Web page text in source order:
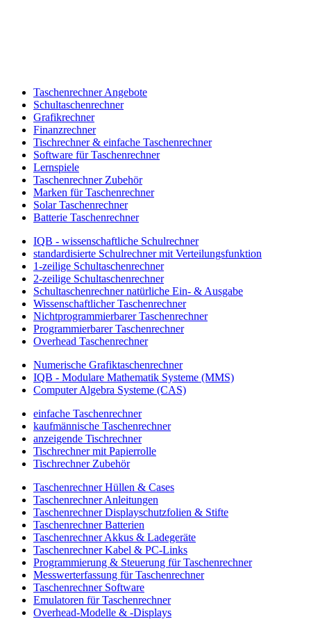
Taschenrechner Angebote
Schultaschenrechner
Grafikrechner
Finanzrechner
Tischrechner & einfache Taschenrechner
Software für Taschenrechner
Lernspiele
Taschenrechner Zubehör
Marken für Taschenrechner
Solar Taschenrechner
Batterie Taschenrechner
IQB - wissenschaftliche Schulrechner
standardisierte Schulrechner mit Verteilungsfunktion
1-zeilige Schultaschenrechner
2-zeilige Schultaschenrechner
Schultaschenrechner natürliche Ein- & Ausgabe
Wissenschaftlicher Taschenrechner
Nichtprogrammierbarer Taschenrechner
Programmierbarer Taschenrechner
Overhead Taschenrechner
Numerische Grafiktaschenrechner
IQB - Modulare Mathematik Systeme (MMS)
Computer Algebra Systeme (CAS)
einfache Taschenrechner
kaufmännische Taschenrechner
anzeigende Tischrechner
Tischrechner mit Papierrolle
Tischrechner Zubehör
Taschenrechner Hüllen & Cases
Taschenrechner Anleitungen
Taschenrechner Displayschutzfolien & Stifte
Taschenrechner Batterien
Taschenrechner Akkus & Ladegeräte
Taschenrechner Kabel & PC-Links
Programmierung & Steuerung für Taschenrechner
Messwerterfassung für Taschenrechner
Taschenrechner Software
Emulatoren für Taschenrechner
Overhead-Modelle & -Displays